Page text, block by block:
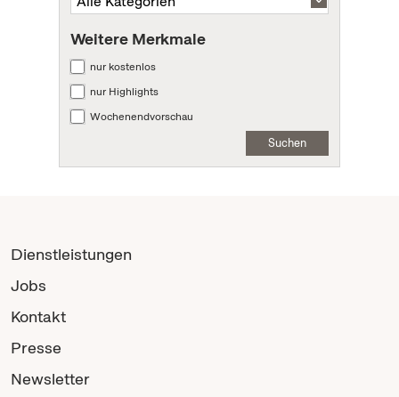
Weitere Merkmale
nur kostenlos
nur Highlights
Wochenendvorschau
Suchen
Dienstleistungen
Jobs
Kontakt
Presse
Newsletter